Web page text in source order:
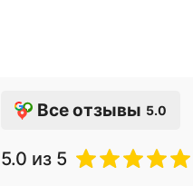
Все отзывы 5.0
5.0 из 5